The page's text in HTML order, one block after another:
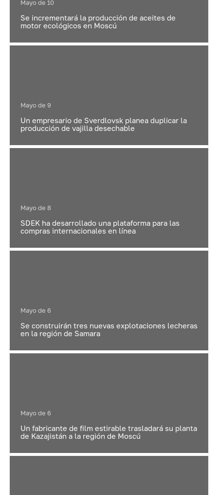
Mayo de 10
Se incrementará la producción de aceites de
motor ecológicos en Moscú
Mayo de 9
Un empresario de Sverdlovsk planea duplicar la
producción de vajilla desechable
Mayo de 8
SDEK ha desarrollado una plataforma para las
compras internacionales en línea
Mayo de 6
Se construirán tres nuevas explotaciones lecheras
en la región de Samara
Mayo de 6
Un fabricante de film estirable trasladará su planta
de Kazajistán a la región de Moscú